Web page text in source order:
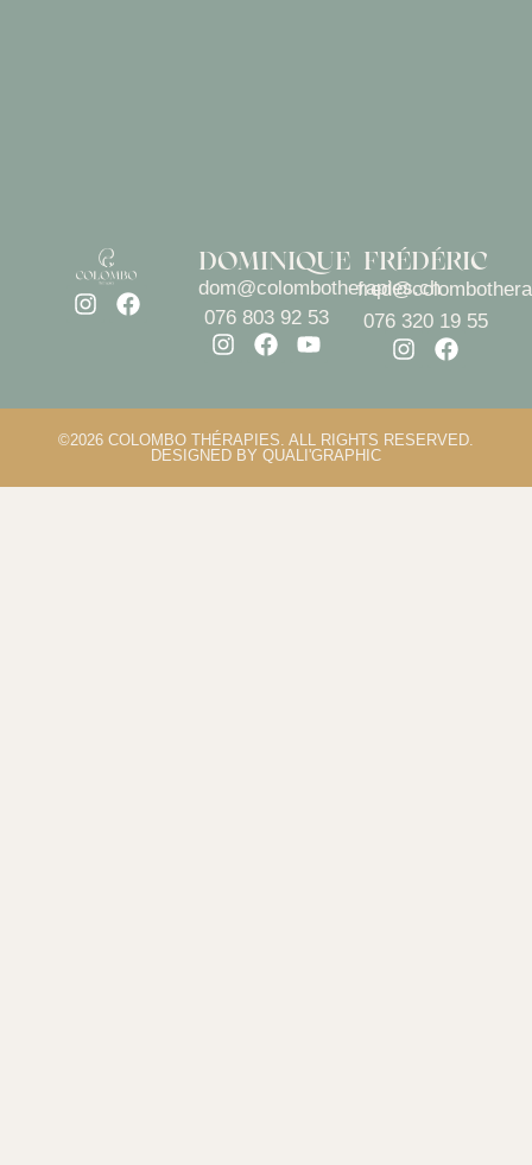
DOMINIQUE
dom@colombotherapies.ch
076 803 92 53
FRÉDÉRIC
076 320 19 55
©2026 COLOMBO THÉRAPIES. ALL RIGHTS RESERVED.
DESIGNED BY QUALI'GRAPHIC